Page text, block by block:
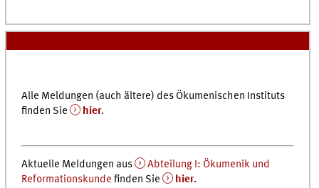
Alle Meldungen (auch ältere) des Ökumenischen Instituts
finden Sie
hier.
Aktuelle Meldungen aus
Abteilung I: Ökumenik und
Reformationskunde finden Sie hier.